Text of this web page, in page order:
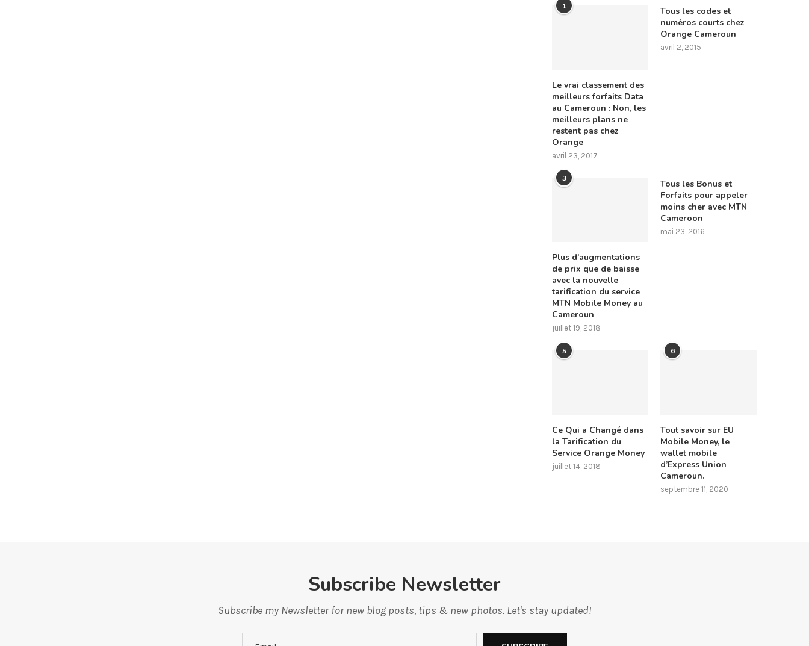
1
Le vrai classement des
meilleurs forfaits Data
au Cameroun : Non, les
meilleurs plans ne
restent pas chez
Orange
avril 23, 2017
Tous les codes et
numéros courts chez
Orange Cameroun
avril 2, 2015
3
Plus d’augmentations
de prix que de baisse
avec la nouvelle
tarification du service
MTN Mobile Money au
Cameroun
juillet 19, 2018
Tous les Bonus et
Forfaits pour appeler
moins cher avec MTN
Cameroon
mai 23, 2016
5
Ce Qui a Changé dans
la Tarification du
Service Orange Money
juillet 14, 2018
6
Tout savoir sur EU
Mobile Money, le
wallet mobile
d’Express Union
Cameroun.
septembre 11, 2020
Subscribe Newsletter
Subscribe my Newsletter for new blog posts, tips & new photos. Let's stay updated!